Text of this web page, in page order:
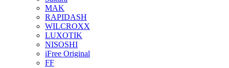
MAK
RAPIDASH
WILCROXX
LUXOTIK
NISOSHI
iFree Original
FF